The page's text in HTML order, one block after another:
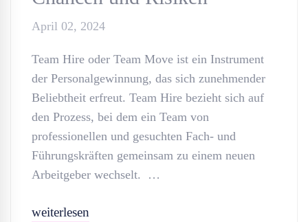
April 02, 2024
Team Hire oder Team Move ist ein Instrument
der Personalgewinnung, das sich zunehmender
Beliebtheit erfreut. Team Hire bezieht sich auf
den Prozess, bei dem ein Team von
professionellen und gesuchten Fach- und
Führungskräften gemeinsam zu einem neuen
Arbeitgeber wechselt. …
weiterlesen